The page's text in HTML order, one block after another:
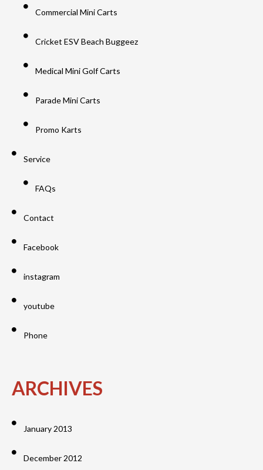
Commercial Mini Carts
Cricket ESV Beach Buggeez
Medical Mini Golf Carts
Parade Mini Carts
Promo Karts
Service
FAQs
Contact
Facebook
instagram
youtube
Phone
ARCHIVES
January 2013
December 2012